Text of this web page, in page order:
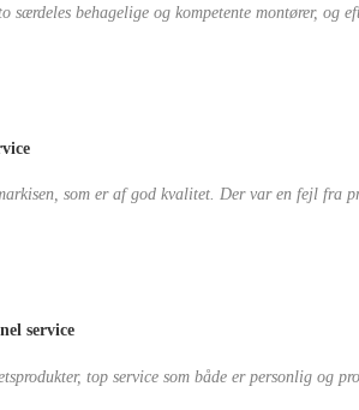
særdeles behagelige og kompetente montører,
som er af god kvalitet. Der var en fejl fra
service
top service som både er personlig og